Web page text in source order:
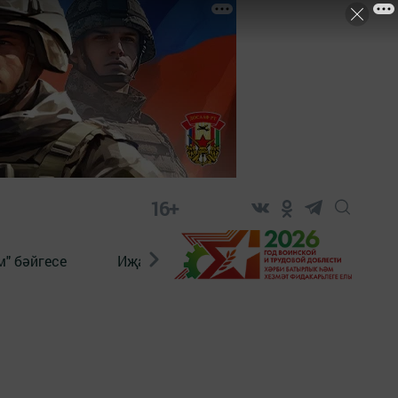
16+
бәйгесе Иҗат Реклама Онлайн